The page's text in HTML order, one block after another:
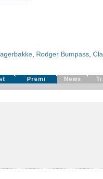
Rodger Bumpass ,
Premi News